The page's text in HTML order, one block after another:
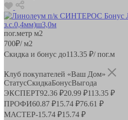
пог.метр м2
700₽/ м2
Скидка и бонус до113.35 ₽/ пог.м
Клуб покупателей «Ваш Дом»
СтатусСкидкаБонусВыгода
ЭКСПЕРТ92.36 ₽20.99 ₽113.35 ₽
ПРОФИ60.87 ₽15.74 ₽76.61 ₽
МАСТЕР-15.74 ₽15.74 ₽